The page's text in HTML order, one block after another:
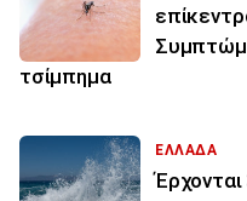
τσίμπημα
ΕΛΛΑΔΑ